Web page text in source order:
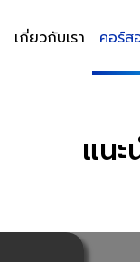
เกี่ยวกับเรา คอร์ส
แนะ